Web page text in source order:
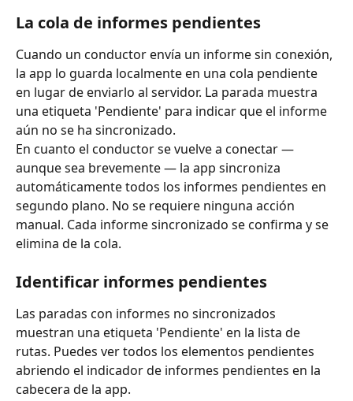
La cola de informes pendientes
Cuando un conductor envía un informe sin conexión,
la app lo guarda localmente en una cola pendiente
en lugar de enviarlo al servidor. La parada muestra
una etiqueta 'Pendiente' para indicar que el informe
aún no se ha sincronizado.
En cuanto el conductor se vuelve a conectar —
aunque sea brevemente — la app sincroniza
automáticamente todos los informes pendientes en
segundo plano. No se requiere ninguna acción
manual. Cada informe sincronizado se confirma y se
elimina de la cola.
Identificar informes pendientes
Las paradas con informes no sincronizados
muestran una etiqueta 'Pendiente' en la lista de
rutas. Puedes ver todos los elementos pendientes
abriendo el indicador de informes pendientes en la
cabecera de la app.